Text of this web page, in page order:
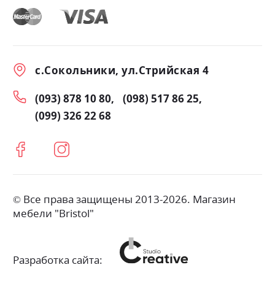
с.Сокольники, ул.Стрийская 4
(093) 878 10 80
(098) 517 86 25
(099) 326 22 68
© Все права защищены 2013-2026. Магазин
мебели "Bristol"
Разработка сайта: